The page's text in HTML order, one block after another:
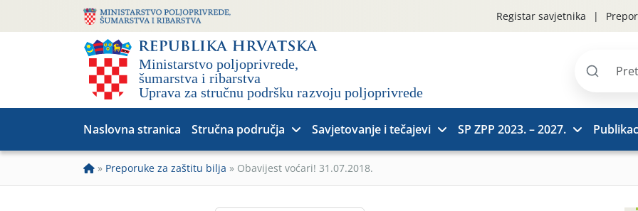
Registar savjetnika
Pretraži
Naslovna stranica Stručna područja Savjetovanje i tečajevi SP ZPP 2023. – 2027.
» Preporuke za zaštitu bilja » Obavijest voćari! 31.07.2018.